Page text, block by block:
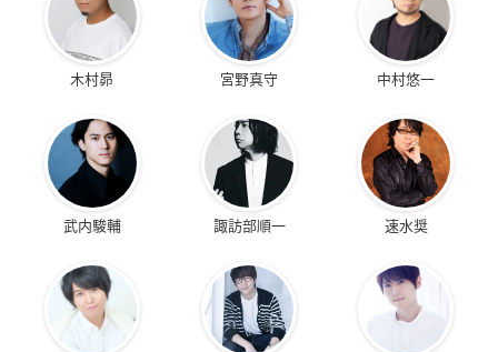
木村昴 宮野真守 中村悠一
武内駿輔 諏訪部順一 速水奨